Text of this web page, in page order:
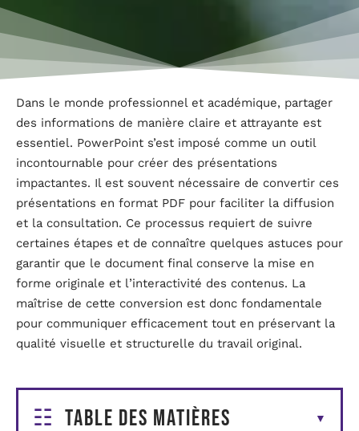
Dans le monde professionnel et académique, partager
des informations de manière claire et attrayante est
essentiel. PowerPoint s’est imposé comme un outil
incontournable pour créer des présentations
impactantes. Il est souvent nécessaire de convertir ces
présentations en format PDF pour faciliter la diffusion
et la consultation. Ce processus requiert de suivre
certaines étapes et de connaître quelques astuces pour
garantir que le document final conserve la mise en
forme originale et l’interactivité des contenus. La
maîtrise de cette conversion est donc fondamentale
pour communiquer efficacement tout en préservant la
qualité visuelle et structurelle du travail original.
Table des matières